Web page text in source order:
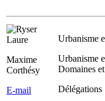
Maxime
Corthésy
E-mail
Urbanisme
Urbanisme
Domaines
Délégations